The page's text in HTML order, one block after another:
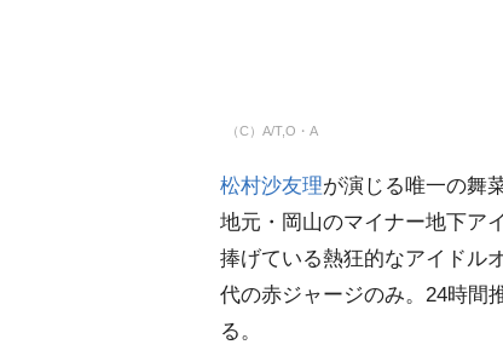
（C）A/T,O・A
松村沙友理が演じる唯一の舞
地元・岡山のマイナー地下ア
捧げている熱狂的なアイドル
代の赤ジャージのみ。24時間
る。